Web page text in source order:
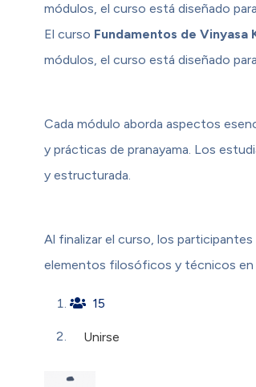
módulos, el curso está diseñado
El curso Fundamentos de Vinyasa
módulos, el curso está diseñado
Cada módulo aborda aspectos
y prácticas de pranayama. Los
y estructurada.
Al finalizar el curso, los
elementos filosóficos y técnicos en
15
Unirse